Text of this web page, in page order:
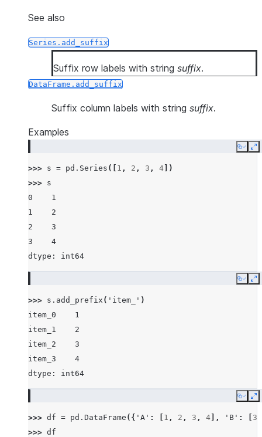
See also
Series.add_suffix
Suffix row labels with string suffix.
DataFrame.add_suffix
Suffix column labels with string suffix.
Examples
Copy
>>> s = pd . Series ([ 1 , 2 , 3 , 4 ])
>>> s
0    1
1    2
2    3
3    4
dtype: int64
Copy
>>> s . add_prefix ( 'item_' )
item_0    1
item_1    2
item_2    3
item_3    4
dtype: int64
Copy
>>> df = pd . DataFrame ({ 'A' : 1 , 2 , 3 , 4 ], 'B' : 3
>>> df